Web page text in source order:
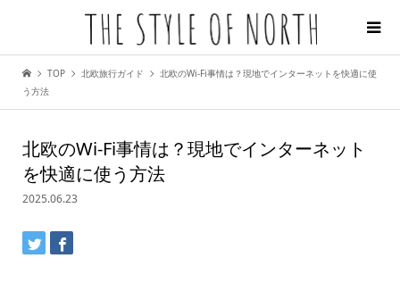
TOP 北欧旅行ガイド
北欧のWi-Fi事情は？現地でインターネットを快適に使
う方法
北欧のWi-Fi事情は？現地でインターネット
を快適に使う方法
2025.06.23